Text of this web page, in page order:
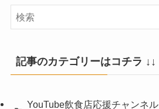
記事のカテゴリーはコチラ ↓↓
YouTube飲食店応援チャンネ